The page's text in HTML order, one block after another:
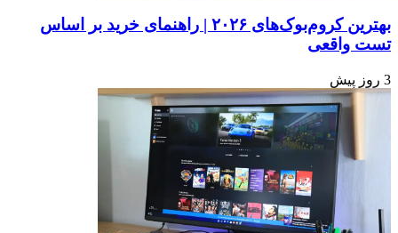
بهترین کروم‌بوک‌های ۲۰۲۶ | راهنمای خرید بر اساس
تست واقعی
3 روز پیش